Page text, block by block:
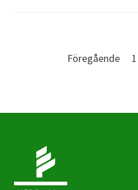
Föregående 1